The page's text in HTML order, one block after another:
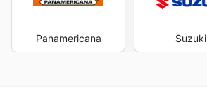
Panamericana Suzuki